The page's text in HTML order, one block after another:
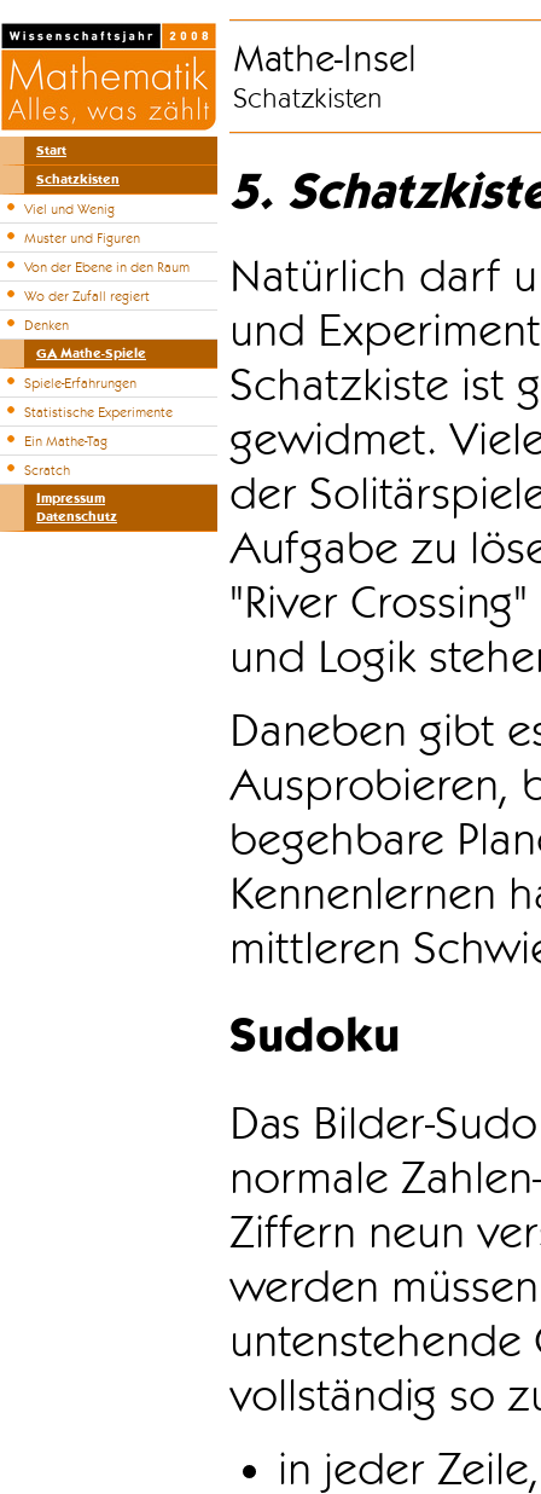
Start
Schatzkisten
Viel und Wenig
Muster und Figuren
Von der Ebene in den Raum
Wo der Zufall regiert
Denken
GA Mathe-Spiele
Spiele-Erfahrungen
Statistische Experimente
Ein Mathe-Tag
Scratch
Impressum
Datenschutz
Mathe-Insel
Schatzkisten
5.
Natürlich darf
und
Schatzkiste ist
gewidmet.
der
Aufgabe zu
"River
und Logik
Daneben gibt
Ausprobieren,
begehbare
Kennenlernen
mittleren
Sudoku
Das Bilder-
normale
Ziffern neun
werden
vollständig so
in jeder Zeile,